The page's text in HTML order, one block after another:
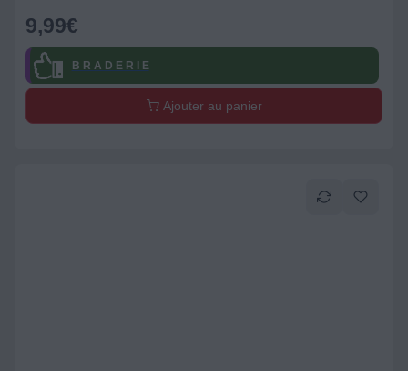
9,99€
B R A D E R I E
Ajouter au panier